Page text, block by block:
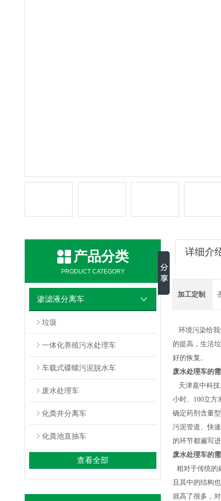
产品分类
PRODUCT CATEGORY
渗滤液分离车
垃圾
一体化养殖污水处理车
车载式碟螺污泥脱水车
废水处理车
化粪井分离车
化粪池直抽车
查看全部
详细介
加工定制
环境污染给我
的提高，生活
好的恢复 。
废水处理车的
天津嘉中科技
小时、 100立方
确定药剂含量
污泥管道、快
的环节都遍写
废水处理车的
相对于传统的
且其中的结构
就高了很多，